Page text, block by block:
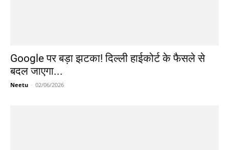
Google पर बड़ा झटका! दिल्ली हाईकोर्ट के फैसले से
बदल जाएगा...
Neetu - 02/06/2026